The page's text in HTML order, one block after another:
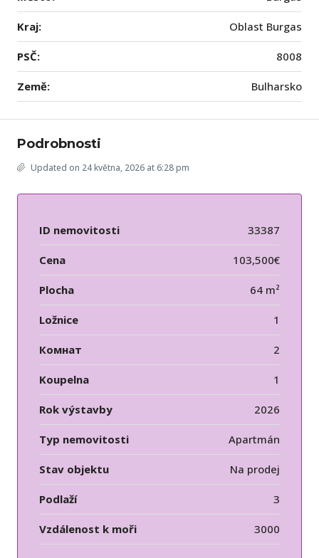
Kraj: Oblast Burgas
PSČ: 8008
Země: Bulharsko
Podrobnosti
Updated on 24 května, 2026 at 6:28 pm
ID nemovitosti 33387
Cena 103,500€
Plocha 64 m²
Ložnice 1
Комнат 2
Koupelna 1
Rok výstavby 2026
Typ nemovitosti Apartmán
Stav objektu Na prodej
Podlaží 3
Vzdálenost k moři 3000